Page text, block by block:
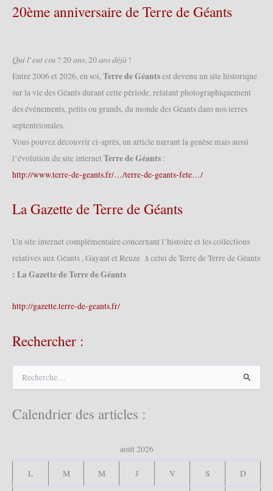
20ème anniversaire de Terre de Géants
𝑄𝑢𝑖 𝑙’𝑒𝑢𝑡 𝑐𝑟𝑢 ? 20 𝑎𝑛𝑠, 20 𝑎𝑛𝑠 𝑑𝑒́𝑗𝑎̀ !
Entre 2006 et 2026, en soi,Terre de Géantsest devenu un site historique
sur la vie des Géants durant cette période, relatant photographiquement
des événements, petits ou grands, du monde des Géants dans nos terres
septentrionales.
Vous pouvez découvrir ci-après, un article narrant la genèse mais aussi
l’évolution du site internet Terre de Géants :
http://www.terre-de-geants.fr/…/terre-de-geants-fete…/
La Gazette de Terre de Géants
Un site internet complémentaire concernant l’histoire et les collections
relatives aux Géants , Gayant et Reuze à celui de Terre de Terre de Géants
: La Gazette de Terre de Géants
http://gazette.terre-de-geants.fr/
Rechercher :
h
e
Calendrier des articles :
août 2026
L M M J V S D